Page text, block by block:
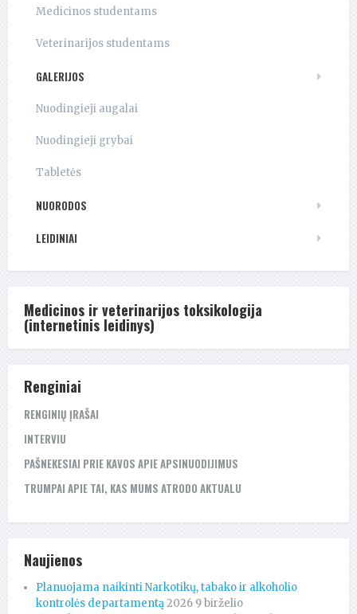
Medicinos studentams
Veterinarijos studentams
GALERIJOS
Nuodingieji augalai
Nuodingieji grybai
Tabletės
NUORODOS
LEIDINIAI
Medicinos ir veterinarijos toksikologija
(internetinis leidinys)
Renginiai
RENGINIŲ ĮRAŠAI
INTERVIU
PAŠNEKESIAI PRIE KAVOS APIE APSINUODIJIMUS
TRUMPAI APIE TAI, KAS MUMS ATRODO AKTUALU
Naujienos
Planuojama naikinti Narkotikų, tabako ir alkoholio
kontrolės departamentą2026 9 birželio